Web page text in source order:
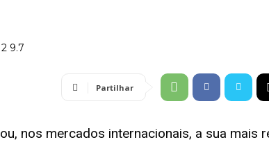
Partilhar
nos mercados internacionais, a sua mais